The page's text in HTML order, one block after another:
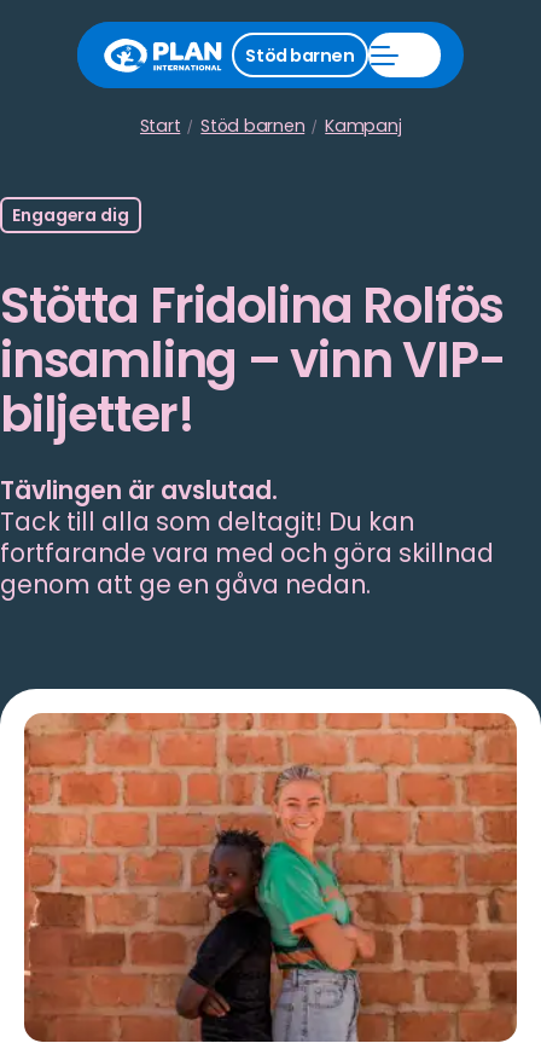
Start Stöd barnen Kampanj
Stäng
stödmeny
Stöd barnen
Stöd
barnen
Öppna
meny
Engagera dig
Stötta Fridolina Rolfös
insamling – vinn VIP-
biljetter!
Tävlingen är avslutad.
Tack till alla som deltagit! Du kan
fortfarande vara med och göra skillnad
genom att ge en gåva nedan.